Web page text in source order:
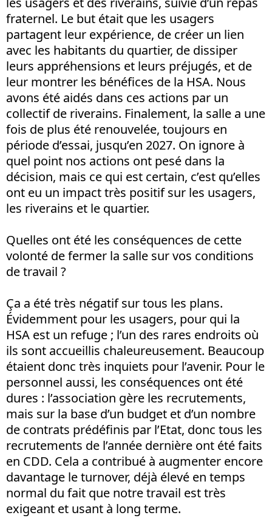
fraternel. Le but était que les usagers
partagent leur expérience, de créer un lien
avec les habitants du quartier, de dissiper
leurs appréhensions et leurs préjugés, et de
leur montrer les bénéfices de la HSA. Nous
avons été aidés dans ces actions par un
collectif de riverains. Finalement, la salle a une
fois de plus été renouvelée, toujours en
période d’essai, jusqu’en 2027. On ignore à
quel point nos actions ont pesé dans la
décision, mais ce qui est certain, c’est qu’elles
ont eu un impact très positif sur les usagers,
les riverains et le quartier.
Quelles ont été les conséquences de cette
volonté de fermer la salle sur vos conditions
de travail ?
Ça a été très négatif sur tous les plans.
Évidemment pour les usagers, pour qui la
HSA est un refuge ; l’un des rares endroits où
ils sont accueillis chaleureusement. Beaucoup
étaient donc très inquiets pour l’avenir. Pour le
personnel aussi, les conséquences ont été
dures : l’association gère les recrutements,
mais sur la base d’un budget et d’un nombre
de contrats prédéfinis par l’Etat, donc tous les
recrutements de l’année dernière ont été faits
en CDD. Cela a contribué à augmenter encore
davantage le turnover, déjà élevé en temps
normal du fait que notre travail est très
exigeant et usant à long terme.